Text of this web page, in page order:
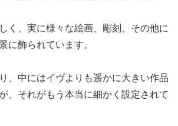
く、実に様々な絵画、彫刻、その他に
に飾られています。
、中にはイヴよりも遥かに大きい作品
、それがもう本当に細かく設定されて